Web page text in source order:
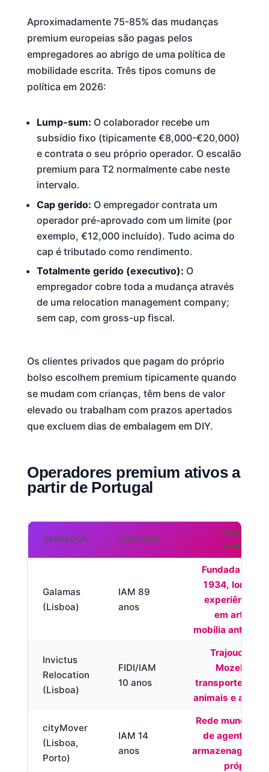
Aproximadamente 75-85% das mudanças
premium europeias são pagas pelos
empregadores ao abrigo de uma política de
mobilidade escrita. Três tipos comuns de
política em 2026:
Lump-sum: O colaborador recebe um
subsídio fixo (tipicamente €8,000-€20,000)
e contrata o seu próprio operador. O escalão
premium para T2 normalmente cabe neste
intervalo.
Cap gerido: O empregador contrata um
operador pré-aprovado com um limite (por
exemplo, €12,000 incluído). Tudo acima do
cap é tributado como rendimento.
Totalmente gerido (executivo): O
empregador cobre toda a mudança através
de uma relocation management company;
sem cap, com gross-up fiscal.
Os clientes privados que pagam do próprio
bolso escolhem premium tipicamente quando
se mudam com crianças, têm bens de valor
elevado ou trabalham com prazos apertados
que excluem dias de embalagem em DIY.
Operadores premium ativos a
partir de Portugal
OPERADOR FIDI / IAM
PONTOS
FORTES
Galamas
(Lisboa)
IAM 89
anos
Fundada em
1934, longa
experiência
em arte e
mobília antiga
Invictus
Relocation
(Lisboa)
FIDI/IAM
10 anos
Trajouce e
Mozelos,
transporte de
animais e arte
cityMover
(Lisboa,
Porto)
IAM 14
anos
Rede mundial
de agentes,
armazenagem
própria